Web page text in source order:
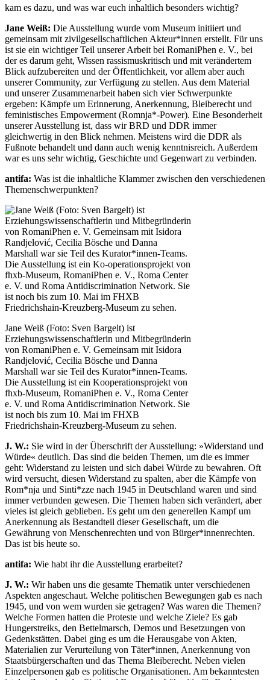
kam es dazu, und was war euch inhaltlich besonders wichtig?
Jane Weiß: Die Ausstellung wurde vom Museum initiiert und
gemeinsam mit zivilgesellschaftlichen Akteur*innen erstellt. Für uns
ist sie ein wichtiger Teil unserer Arbeit bei RomaniPhen e. V., bei
der es darum geht, Wissen rassismuskritisch und mit verändertem
Blick aufzubereiten und der Öffentlichkeit, vor allem aber auch
unserer Community, zur Verfügung zu stellen. Aus dem Material
und unserer Zusammenarbeit haben sich vier Schwerpunkte
ergeben: Kämpfe um Erinnerung, Anerkennung, Bleiberecht und
feministisches Empowerment (Romnja*-Power). Eine Besonderheit
unserer Ausstellung ist, dass wir BRD und DDR immer
gleichwertig in den Blick nehmen. Meistens wird die DDR als
Fußnote behandelt und dann auch wenig kenntnisreich. Außerdem
war es uns sehr wichtig, Geschichte und Gegenwart zu verbinden.
antifa: Was ist die inhaltliche Klammer zwischen den verschiedenen
Themenschwerpunkten?
Jane Weiß (Foto: Sven Bargelt) ist
Erziehungswissenschaftlerin und Mitbegründerin
von RomaniPhen e. V. Gemeinsam mit Isidora
Randjelović, Cecilia Bösche und Danna
Marshall war sie Teil des Kurator*innen-Teams.
Die Ausstellung ist ein Kooperationsprojekt von
fhxb-Museum, RomaniPhen e. V., Roma Center
e. V. und Roma Antidiscrimination Network. Sie
ist noch bis zum 10. Mai im FHXB
Friedrichshain-Kreuzberg-Museum zu sehen.
J. W.: Sie wird in der Überschrift der Ausstellung: »Widerstand und
Würde« deutlich. Das sind die beiden Themen, um die es immer
geht: Widerstand zu leisten und sich dabei Würde zu bewahren. Oft
wird versucht, diesen Widerstand zu spalten, aber die Kämpfe von
Rom*nja und Sinti*zze nach 1945 in Deutschland waren und sind
immer verbunden gewesen. Die Themen haben sich verändert, aber
vieles ist gleich geblieben. Es geht um den generellen Kampf um
Anerkennung als Bestandteil dieser Gesellschaft, um die
Gewährung von Menschenrechten und von Bürger*innenrechten.
Das ist bis heute so.
antifa: Wie habt ihr die Ausstellung erarbeitet?
J. W.: Wir haben uns die gesamte Thematik unter verschiedenen
Aspekten angeschaut. Welche politischen Bewegungen gab es nach
1945, und von wem wurden sie getragen? Was waren die Themen?
Welche Formen hatten die Proteste und welche Ziele? Es gab
Hungerstreiks, den Bettelmarsch, Demos und Besetzungen von
Gedenkstätten. Dabei ging es um die Herausgabe von Akten,
Materialien zur Verurteilung von Täter*innen, Anerkennung von
Staatsbürgerschaften und das Thema Bleiberecht. Neben vielen
Einzelpersonen gab es politische Organisationen. Am bekanntesten